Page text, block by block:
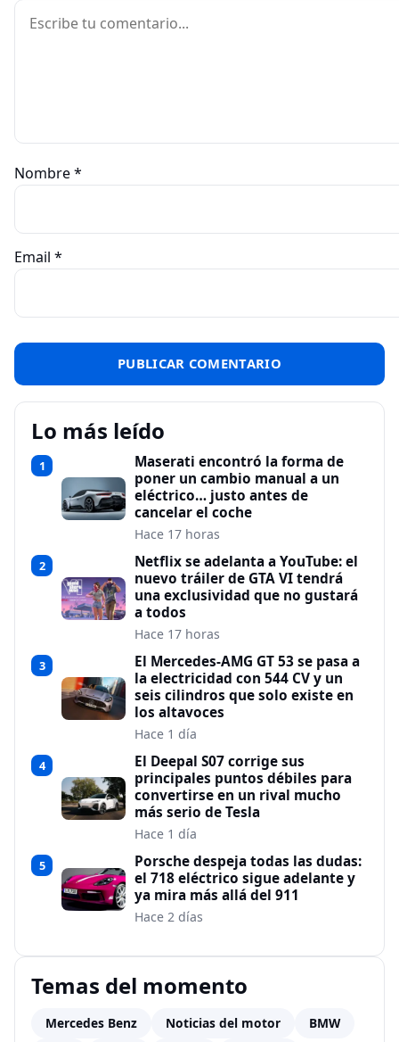
Comentario
Nombre*
Email *
Lo más leído
1
Maserati encontró la forma de
poner un cambio manual a un
eléctrico… justo antes de
cancelar el coche
Hace 17 horas
2
Netflix se adelanta a YouTube: el
nuevo tráiler de GTA VI tendrá
una exclusividad que no gustará
a todos
Hace 17 horas
3
El Mercedes-AMG GT 53 se pasa a
la electricidad con 544 CV y un
seis cilindros que solo existe en
los altavoces
Hace 1 día
4
El Deepal S07 corrige sus
principales puntos débiles para
convertirse en un rival mucho
más serio de Tesla
Hace 1 día
5
Porsche despeja todas las dudas:
el 718 eléctrico sigue adelante y
ya mira más allá del 911
Hace 2 días
Temas del momento
Mercedes Benz Noticias del motor BMW